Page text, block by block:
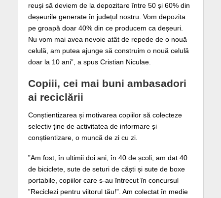
reuși să deviem de la depozitare între 50 și 60% din
deșeurile generate în județul nostru. Vom depozita
pe groapă doar 40% din ce producem ca deșeuri.
Nu vom mai avea nevoie atât de repede de o nouă
celulă, am putea ajunge să construim o nouă celulă
doar la 10 ani”, a spus Cristian Niculae.
Copiii, cei mai buni ambasadori
ai reciclării
Conștientizarea și motivarea copiilor să colecteze
selectiv ține de activitatea de informare și
conștientizare, o muncă de zi cu zi.
”Am fost, în ultimii doi ani, în 40 de școli, am dat 40
de biciclete, sute de seturi de căști și sute de boxe
portabile, copiilor care s-au întrecut în concursul
”Reciclezi pentru viitorul tău!”. Am colectat în medie